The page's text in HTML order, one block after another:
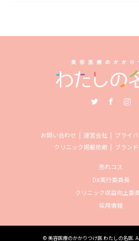
お問い合わせ 運営会社
プライ
クリニック掲載依頼
ブラン
売れコス
DX実行委員長
クリニック収益向上委
採用情報
© 美容医療のかかりつけ医 わたしの名医.